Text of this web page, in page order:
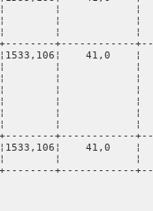
¦        ¦
¦        ¦
¦        ¦
+------------
41,0    ¦
¦        ¦
¦        ¦
¦        ¦
¦        ¦
¦        ¦
¦        ¦
+------------
¦1533,106¦    41,0
¦        ¦
+------------